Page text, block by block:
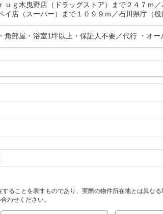
ｕｇ木曳野店（ドラッグストア）まで２４７ｍ
イ店（スーパー）まで１０９９ｍ／石川県庁（
角部屋・浴室1坪以上・保証人不要／代行 ・オー
ることを表すものであり、実際の物件所在地とは異なる
わせください。